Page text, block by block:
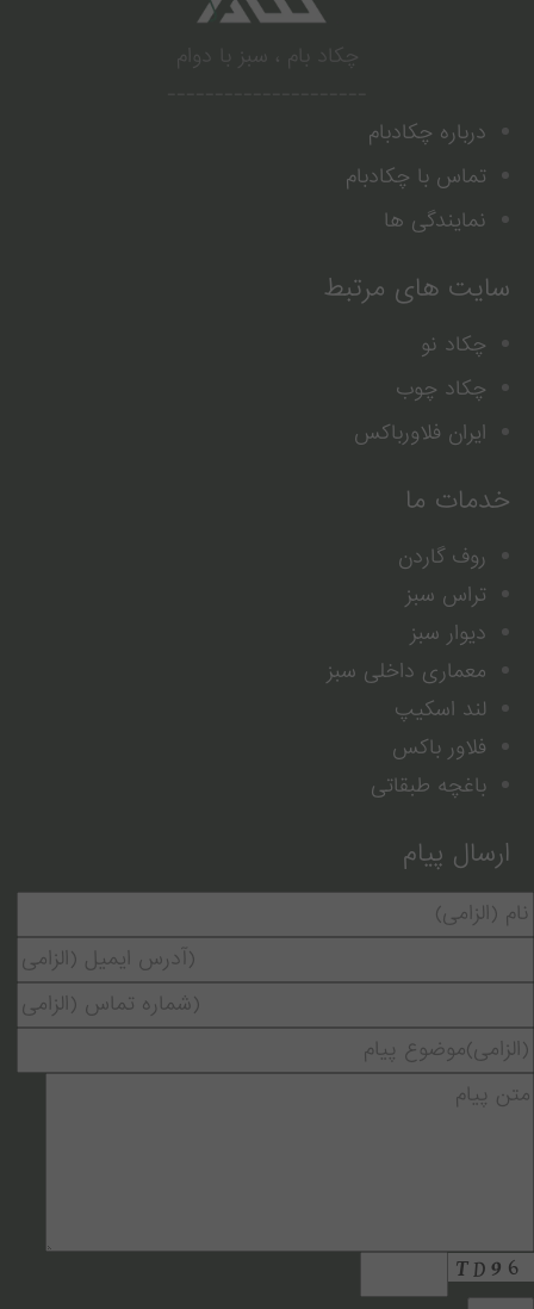
چکاد بام ، سبز با دوام
درباره چکادبام
تماس با چکادبام
نمایندگی ها
سایت های مرتبط
چکاد نو
چکاد چوب
ایران فلاورباکس
خدمات ما
روف گاردن
تراس سبز
دیوار سبز
معماری داخلی سبز
لند اسکیپ
فلاور باکس
باغچه طبقاتی
ارسال پیام